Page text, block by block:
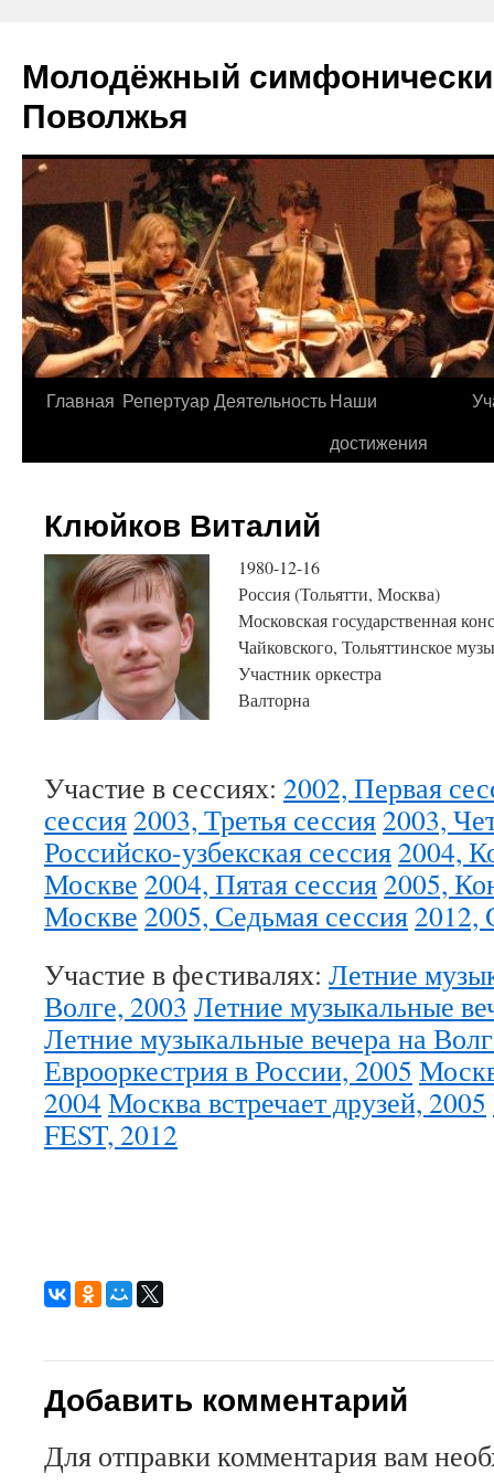
Молодёжный
Поволжья
Skip
Главная РепертуарДеятельностьНаши
достижения
Клюйков Виталий
1980-12-16
Россия (Тольятти, Москва)
Московская государственная
Чайковского, Тольяттинское
Участник оркестра
Валторна
Участие в сессиях: 2002, Первая
сессия2003, Третья сессия2003,
Российско-узбекская сессия2004,
Москве 2004, Пятая сессия2005,
Москве 2005, Седьмая сессия2012,
Участие в фестивалях: Летние
Волге, 2003 Летние музыкальные
Летние музыкальные вечера на
Еврооркестрия в России, 2005
2004 Москва встречает друзей, 2005
FEST, 2012
Добавить комментарий
Для отправки комментария вам